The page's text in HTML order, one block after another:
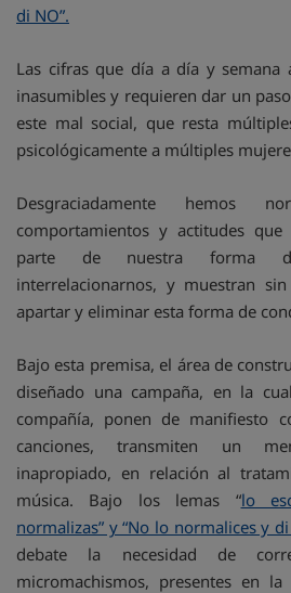
di NO”.
Las cifras que día a día y semana
inasumibles y requieren dar un
este mal social, que resta
psicológicamente a múltiples
Desgraciadamente hemos
comportamientos y actitudes
parte de nuestra forma
interrelacionarnos, y muestran
apartar y eliminar esta forma de
Bajo esta premisa, el área de
diseñado una campaña, en la
compañía, ponen de manifiesto
canciones, transmiten un
inapropiado, en relación al
música. Bajo los lemas “lo
normalizas” y “No lo normalices y di
debate la necesidad de
micromachismos, presentes en